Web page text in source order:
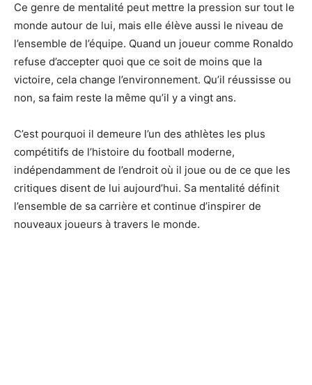
Ce genre de mentalité peut mettre la pression sur tout le
monde autour de lui, mais elle élève aussi le niveau de
l’ensemble de l’équipe. Quand un joueur comme Ronaldo
refuse d’accepter quoi que ce soit de moins que la
victoire, cela change l’environnement. Qu’il réussisse ou
non, sa faim reste la même qu’il y a vingt ans.
C’est pourquoi il demeure l’un des athlètes les plus
compétitifs de l’histoire du football moderne,
indépendamment de l’endroit où il joue ou de ce que les
critiques disent de lui aujourd’hui. Sa mentalité définit
l’ensemble de sa carrière et continue d’inspirer de
nouveaux joueurs à travers le monde.